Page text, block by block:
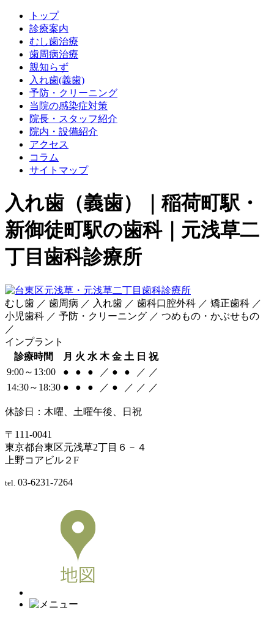
トップ
診療案内
むし歯治療
歯周病治療
親知らず
入れ歯(義歯)
予防・クリーニング
当院の感染症対策
院長・スタッフ紹介
院内・設備紹介
アクセス
コラム
サイトマップ
入れ歯（義歯）｜稲荷町駅・
新御徒町駅の歯科｜元浅草二
丁目歯科診療所
むし歯 ／ 歯周病 ／ 入れ歯 ／ 歯科口腔外科 ／ 矯正歯科 ／
小児歯科 ／ 予防・クリーニング ／ つめもの・かぶせもの
／
インプラント
診療時間
月 火 水 木 金 土 日 祝
9:00～13:00
● ● ● ／ ● ● ／ ／
14:30～18:30 ● ● ● ／ ● ／ ／ ／
休診日：木曜、土曜午後、日祝
〒111-0041
東京都台東区元浅草2丁目６－４
上野コアビル２F
tel. 03-6231-7264